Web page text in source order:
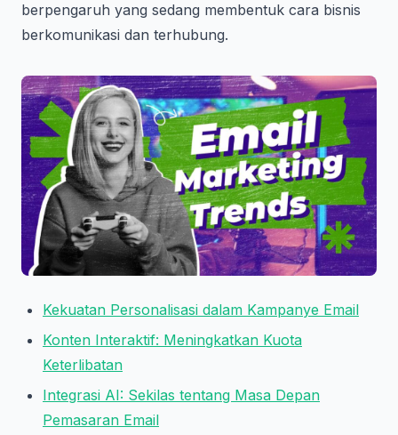
berpengaruh yang sedang membentuk cara bisnis
berkomunikasi dan terhubung.
Kekuatan Personalisasi dalam Kampanye Email
Konten Interaktif: Meningkatkan Kuota
Keterlibatan
Integrasi AI: Sekilas tentang Masa Depan
Pemasaran Email